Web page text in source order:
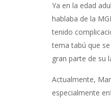
Ya en la edad
hablaba de la
tenido
tema tabú que
gran parte de su
Actualmente,
especialmente